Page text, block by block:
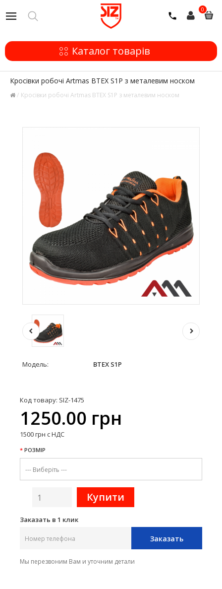
0
Каталог товарів
Кросівки робочі Artmas BTEX S1P з металевим носком
Кросівки робочі Artmas BTEX S1P з металевим носком
Модель: BTEX S1P
Код товару: SIZ-1475
1250.00 грн
1500 грн с НДС
РОЗМІР
Заказать в 1 клик
Заказать
Мы перезвоним Вам и уточним детали